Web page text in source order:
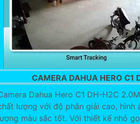
CAMERA DAHUA HERO C1
Dahua Hero C1 DH-H2C
lượng với độ phân giải cao, hình
màu sắc tốt. Với thiết kế nhỏ